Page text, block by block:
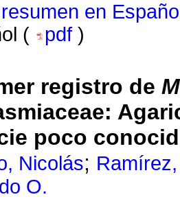
resumen en
(
pdf )
registro de
poco
Nicolás;
O.